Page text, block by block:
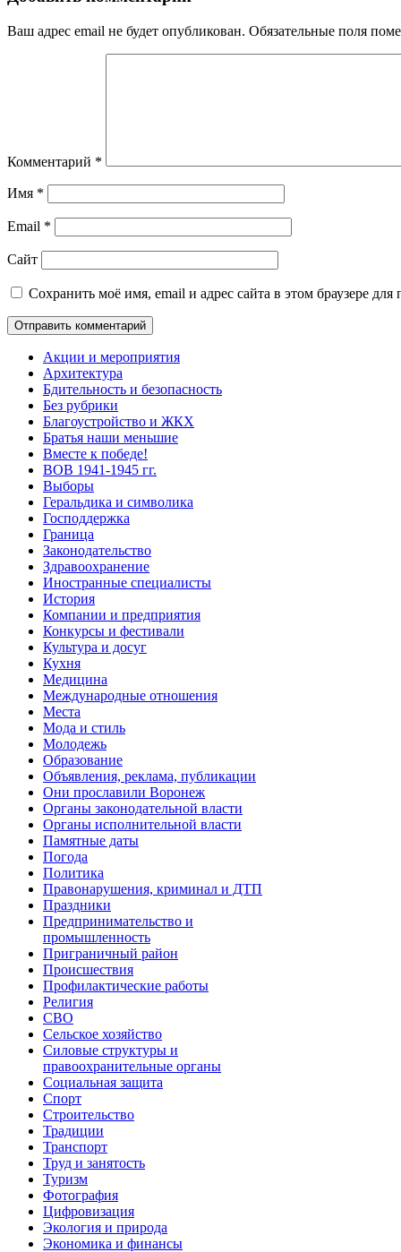
Ваш адрес email не будет опубликован. Обязательные поля
Комментарий *
Имя *
Email *
Сайт
Сохранить моё имя, email и адрес сайта в этом браузере
Акции и мероприятия
Архитектура
Бдительность и безопасность
Без рубрики
Благоустройство и ЖКХ
Братья наши меньшие
Вместе к победе!
ВОВ 1941-1945 гг.
Выборы
Геральдика и символика
Господдержка
Граница
Законодательство
Здравоохранение
Иностранные специалисты
История
Компании и предприятия
Конкурсы и фестивали
Культура и досуг
Кухня
Медицина
Международные отношения
Места
Мода и стиль
Молодежь
Образование
Объявления, реклама, публикации
Они прославили Воронеж
Органы законодательной власти
Органы исполнительной власти
Памятные даты
Погода
Политика
Правонарушения, криминал и ДТП
Праздники
Предпринимательство и
промышленность
Приграничный район
Происшествия
Профилактические работы
Религия
СВО
Сельское хозяйство
Силовые структуры и
правоохранительные органы
Социальная защита
Спорт
Строительство
Традиции
Транспорт
Труд и занятость
Туризм
Фотография
Цифровизация
Экология и природа
Экономика и финансы